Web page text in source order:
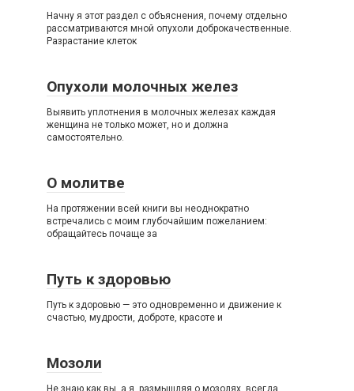
Начну я этот раздел с объяснения, почему отдельно
рассматриваются мной опухоли доброкачественные.
Разрастание клеток
Опухоли молочных желез
Выявить уплотнения в молочных железах каждая
женщина не только может, но и должна
самостоятельно.
О молитве
На протяжении всей книги вы неоднократно
встречались с моим глубочайшим пожеланием:
обращайтесь почаще за
Путь к здоровью
Путь к здоровью — это одновременно и движение к
счастью, мудрости, доброте, красоте и
Мозоли
Не знаю как вы, а я, размышляя о мозолях, всегда